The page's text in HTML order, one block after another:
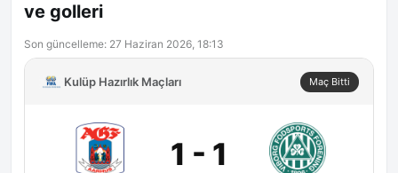
ve golleri
Son güncelleme: 27 Haziran 2026, 18:13
Kulüp Hazırlık Maçları Maç Bitti
1 - 1